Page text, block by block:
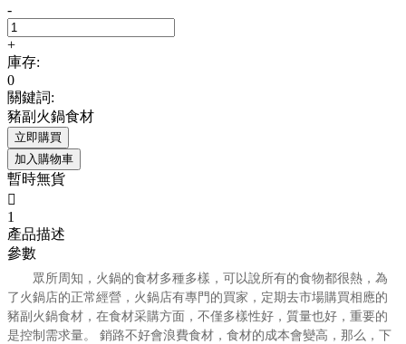
-
+
庫存:
0
關鍵詞:
豬副火鍋食材
立即購買
加入購物車
暫時無貨

1
產品描述
參數
眾所周知，火鍋的食材多種多樣，可以說所有的食物都很熱，為
了火鍋店的正常經營，火鍋店有專門的買家，定期去市場購買相應的
豬副火鍋食材，在食材采購方面，不僅多樣性好，質量也好，重要的
是控制需求量。 銷路不好會浪費食材，食材的成本會變高，那么，下